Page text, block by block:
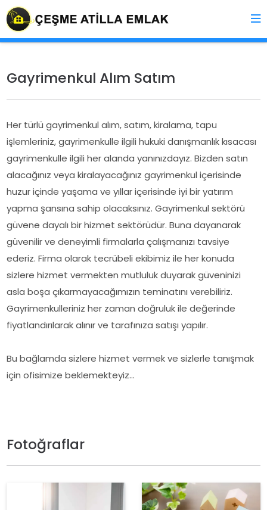
Gayrimenkul Alım Satım
Her türlü gayrimenkul alım, satım, kiralama, tapu
işlemleriniz, gayrimenkulle ilgili hukuki danışmanlık kısacası
gayrimenkulle ilgili her alanda yanınızdayız. Bizden satın
alacağınız veya kiralayacağınız gayrimenkul içerisinde
huzur içinde yaşama ve yıllar içerisinde iyi bir yatırım
yapma şansına sahip olacaksınız. Gayrimenkul sektörü
güvene dayalı bir hizmet sektörüdür. Buna dayanarak
güvenilir ve deneyimli firmalarla çalışmanızı tavsiye
ederiz. Firma olarak tecrübeli ekibimiz ile her konuda
sizlere hizmet vermekten mutluluk duyarak güveninizi
asla boşa çıkarmayacağımızın teminatını verebiliriz.
Gayrimenkulleriniz her zaman doğruluk ile değerinde
fiyatlandırılarak alınır ve tarafınıza satışı yapılır.
Bu bağlamda sizlere hizmet vermek ve sizlerle tanışmak
için ofisimize beklemekteyiz…
Fotoğraflar